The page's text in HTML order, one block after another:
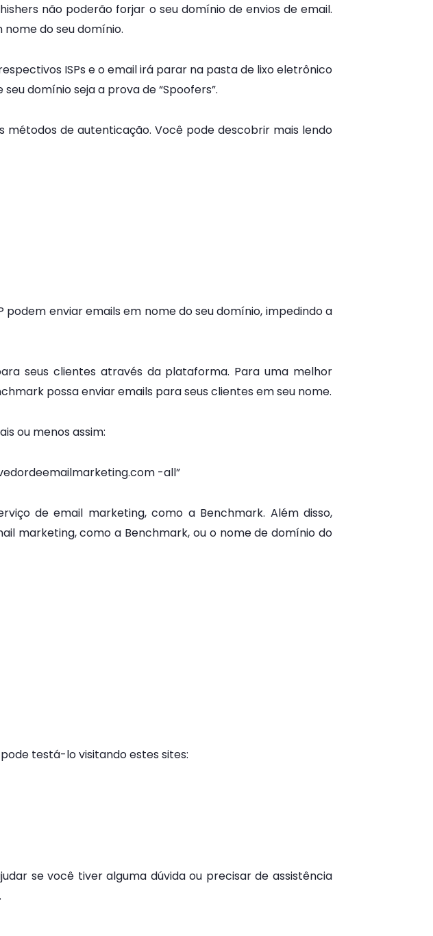
não poderão forjar o seu domínio de envios de email.
do seu domínio.
ISPs e o email irá parar na pasta de lixo eletrônico
domínio seja a prova de “Spoofers”.
métodos de autenticação. Você pode descobrir mais lendo
enviar emails em nome do seu domínio, impedindo a
seus clientes através da plataforma. Para uma melhor
possa enviar emails para seus clientes em seu nome.
ou menos assim:
-all”
de email marketing, como a Benchmark. Além disso,
marketing, como a Benchmark, ou o nome de domínio do
testá-lo visitando estes sites:
se você tiver alguma dúvida ou precisar de assistência